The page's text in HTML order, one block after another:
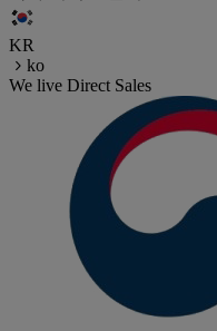
KR
ko
We live Direct Sales